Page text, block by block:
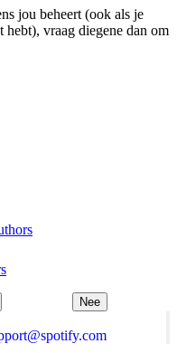
jou beheert (ook als je
vraag diegene dan om
Nee